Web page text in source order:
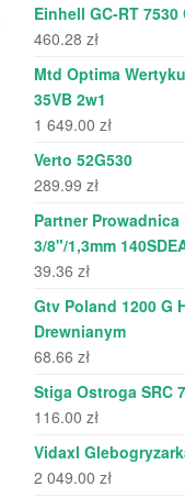
Einhell GC-RT
460.28 zł
Mtd Optima
35VB 2w1
1 649.00 zł
Verto 52G530
289.99 zł
Partner
3/8"/1,3mm
39.36 zł
Gtv Poland 1200 G
Drewnianym
68.66 zł
Stiga Ostroga SRC
116.00 zł
Vidaxl
2 049.00 zł